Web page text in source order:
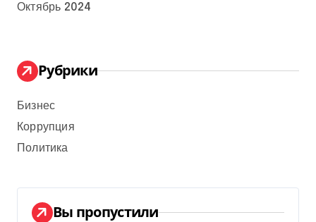
Октябрь 2024
Рубрики
Бизнес
Коррупция
Политика
Вы пропустили